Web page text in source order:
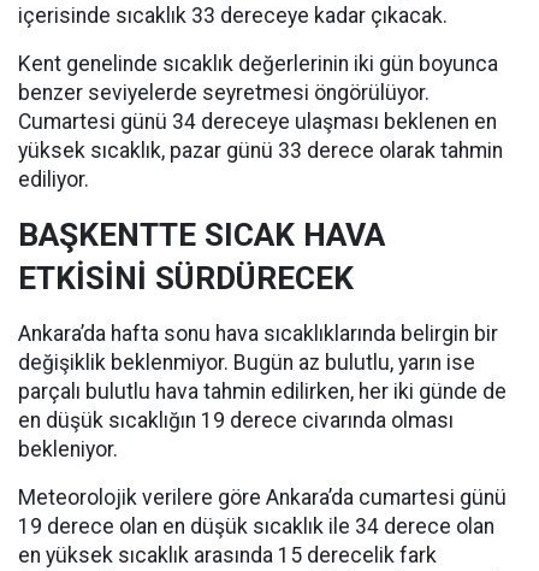
içerisinde sıcaklık 33 dereceye kadar çıkacak.
Kent genelinde sıcaklık değerlerinin iki gün boyunca
benzer seviyelerde seyretmesi öngörülüyor.
Cumartesi günü 34 dereceye ulaşması beklenen en
yüksek sıcaklık, pazar günü 33 derece olarak tahmin
ediliyor.
BAŞKENTTE SICAK HAVA
ETKİSİNİ SÜRDÜRECEK
Ankara’da hafta sonu hava sıcaklıklarında belirgin bir
değişiklik beklenmiyor. Bugün az bulutlu, yarın ise
parçalı bulutlu hava tahmin edilirken, her iki günde de
en düşük sıcaklığın 19 derece civarında olması
bekleniyor.
Meteorolojik verilere göre Ankara’da cumartesi günü
19 derece olan en düşük sıcaklık ile 34 derece olan
en yüksek sıcaklık arasında 15 derecelik fark